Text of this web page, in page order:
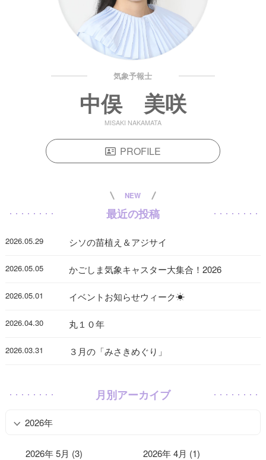
気象予報士
中俣 美咲
MISAKI NAKAMATA
PROFILE
NEW
最近の投稿
2026.05.29 シソの苗植え＆アジサイ
2026.05.05 かごしま気象キャスター大集合！2026
2026.05.01 イベントお知らせウィーク☀
2026.04.30 丸１０年
2026.03.31 ３月の「みさきめぐり」
月別アーカイブ
2026年
2026年 5月 (3) 2026年 4月 (1)